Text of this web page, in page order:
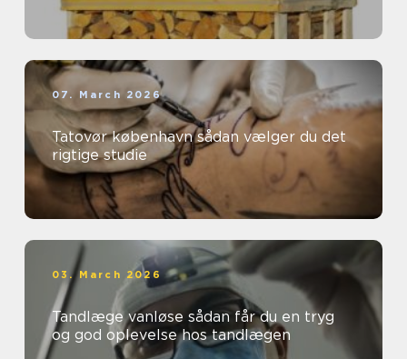
07. March 2026
Tatovør københavn sådan vælger du det
rigtige studie
03. March 2026
Tandlæge vanløse sådan får du en tryg
og god oplevelse hos tandlægen